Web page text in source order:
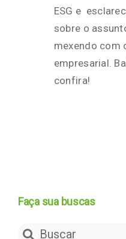
ESG e
sobre o
mexendo com
empresarial.
confira!
Faça sua buscas
Search